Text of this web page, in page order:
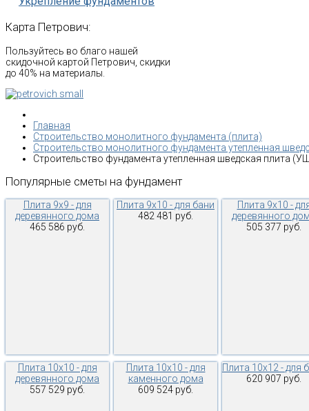
Карта Петрович:
Пользуйтесь во благо нашей
скидочной картой Петрович, скидки
до 40% на материалы.
Главная
Строительство монолитного фундамента (плита)
Строительство монолитного фундамента утепленная
Строительство фундамента утепленная шведская плита
Популярные сметы на фундамент
Плита 9х9 - для
деревянного дома
465 586 руб.
Плита 9х10 - для бани
482 481 руб.
Плита 9х10 -
деревянного
505 377 руб.
Плита 10х10 - для
деревянного дома
557 529 руб.
Плита 10х10 - для
каменного дома
609 524 руб.
Плита 10х12 - для
620 907 руб.